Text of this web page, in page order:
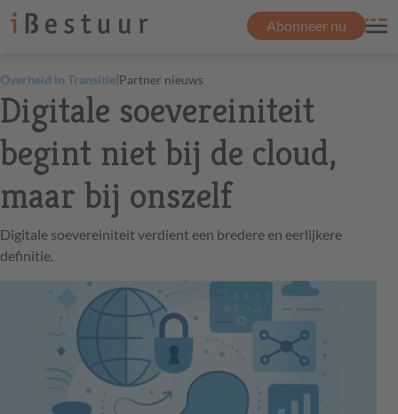
Abonneer nu
Overheid in Transitie|Partner nieuws
Digitale soevereiniteit
begint niet bij de cloud,
maar bij onszelf
Digitale soevereiniteit verdient een bredere en eerlijkere
definitie.